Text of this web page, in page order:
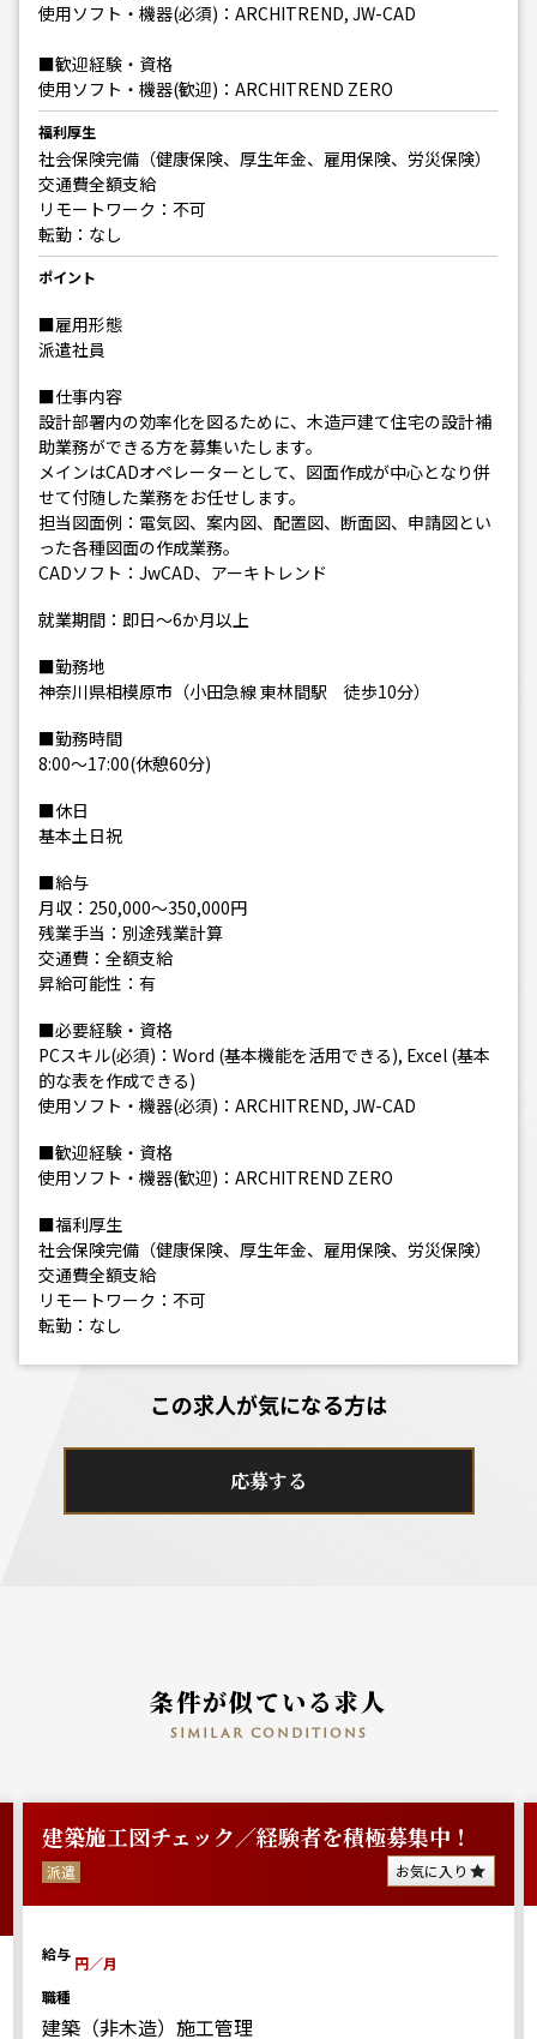
使用ソフト・機器(必須)：ARCHITREND, JW-CAD
■歓迎経験・資格
使用ソフト・機器(歓迎)：ARCHITREND ZERO
福利厚生
社会保険完備（健康保険、厚生年金、雇用保険、労災保険）
交通費全額支給
リモートワーク：不可
転勤：なし
ポイント
■雇用形態
派遣社員
■仕事内容
設計部署内の効率化を図るために、木造戸建て住宅の設計補
助業務ができる方を募集いたします。
メインはCADオペレーターとして、図面作成が中心となり併
せて付随した業務をお任せします。
担当図面例：電気図、案内図、配置図、断面図、申請図とい
った各種図面の作成業務。
CADソフト：JwCAD、アーキトレンド
就業期間：即日～6か月以上
■勤務地
神奈川県相模原市（小田急線 東林間駅 徒歩10分）
■勤務時間
8:00～17:00(休憩60分)
■休日
基本土日祝
■給与
月収：250,000～350,000円
残業手当：別途残業計算
交通費：全額支給
昇給可能性：有
■必要経験・資格
PCスキル(必須)：Word (基本機能を活用できる), Excel (基本
的な表を作成できる)
使用ソフト・機器(必須)：ARCHITREND, JW-CAD
■歓迎経験・資格
使用ソフト・機器(歓迎)：ARCHITREND ZERO
■福利厚生
社会保険完備（健康保険、厚生年金、雇用保険、労災保険）
交通費全額支給
リモートワーク：不可
転勤：なし
この求人が気になる方は
応募する
条件が似ている求人
similar conditions
建築施工図チェック／経験者を積極募集中！
派遣 お気に入り
給与 円／月
職種
建築（非木造）施工管理